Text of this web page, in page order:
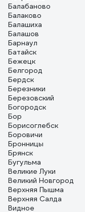
Балабаново
Балаково
Балашиха
Балашов
Барнаул
Батайск
Бежецк
Белгород
Бердск
Березники
Березовский
Богородск
Бор
Борисоглебск
Боровичи
Бронницы
Брянск
Бугульма
Великие Луки
Великий Новгород
Верхняя Пышма
Верхняя Салда
Видное